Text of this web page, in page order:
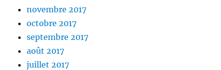
novembre 2017
octobre 2017
septembre 2017
août 2017
juillet 2017